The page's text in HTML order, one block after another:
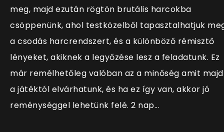
meg, majd ezután rögtön brutális harcokba
csöppenünk, ahol testközelből tapasztalhatjuk
a csodás harcrendszert, és a különböző rémisztő
lényeket, akiknek a legyőzése lesz a feladatunk. Ez
már remélhetőleg valóban az a minőség amit majd
a játéktól elvárhatunk, és ha ez így van, akkor jó
reménységgel lehetünk felé. 2 nap...